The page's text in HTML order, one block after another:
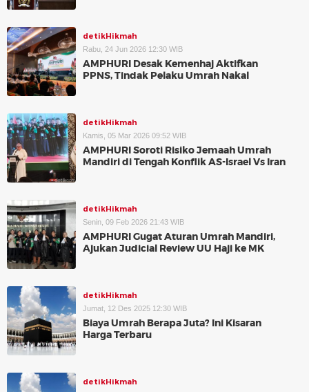
detikHikmah
Rabu, 24 Jun 2026 12:30 WIB
AMPHURI Desak Kemenhaj Aktifkan
PPNS, Tindak Pelaku Umrah Nakal
detikHikmah
Kamis, 05 Mar 2026 09:52 WIB
AMPHURI Soroti Risiko Jemaah Umrah
Mandiri di Tengah Konflik AS-Israel Vs Iran
detikHikmah
Senin, 09 Feb 2026 21:43 WIB
AMPHURI Gugat Aturan Umrah Mandiri,
Ajukan Judicial Review UU Haji ke MK
detikHikmah
Jumat, 12 Des 2025 12:30 WIB
Biaya Umrah Berapa Juta? Ini Kisaran
Harga Terbaru
detikHikmah